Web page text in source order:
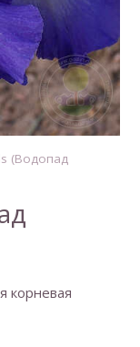
(Водопад
корневая